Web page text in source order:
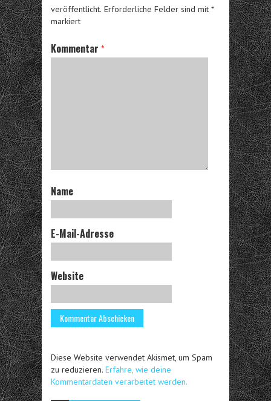
veröffentlicht. Erforderliche Felder sind mit *
markiert
Kommentar *
Name
E-Mail-Adresse
Website
Diese Website verwendet Akismet, um Spam
zu reduzieren. Erfahre, wie deine
Kommentardaten verarbeitet werden.